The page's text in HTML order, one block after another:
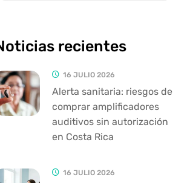
recientes
16 JULIO 2026
Alerta sanitaria: riesgos de
comprar amplificadores
auditivos sin autorización
en Costa Rica
16 JULIO 2026